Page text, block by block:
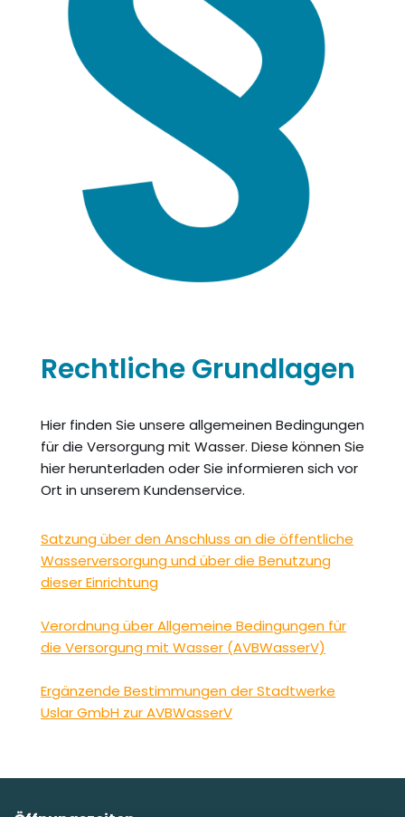
Rechtliche Grundlagen
Hier finden Sie unsere allgemeinen Bedingungen
für die Versorgung mit Wasser. Diese können Sie
hier herunterladen oder Sie informieren sich vor
Ort in unserem Kundenservice.
Satzung über den Anschluss an die öffentliche
Wasserversorgung und über die Benutzung
dieser Einrichtung
Verordnung über Allgemeine Bedingungen für
die Versorgung mit Wasser (AVBWasserV)
Ergänzende Bestimmungen der Stadtwerke
Uslar GmbH zur AVBWasserV